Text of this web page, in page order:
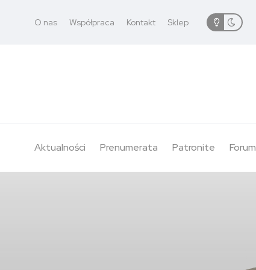
O nas Współpraca Kontakt Sklep
Aktualności Prenumerata Patronite Forum